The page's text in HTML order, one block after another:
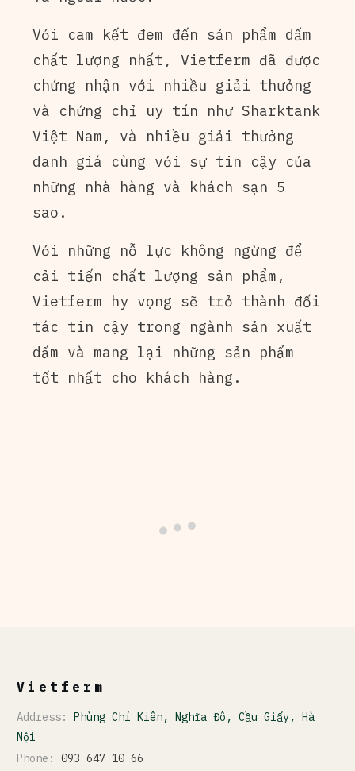
Với cam kết đem đến sản phẩm dấm
chất lượng nhất, Vietferm đã được
chứng nhận với nhiều giải thưởng
và chứng chỉ uy tín như Sharktank
Việt Nam, và nhiều giải thưởng
danh giá cùng với sự tin cậy của
những nhà hàng và khách sạn 5
sao.
Với những nỗ lực không ngừng để
cải tiến chất lượng sản phẩm,
Vietferm hy vọng sẽ trở thành đối
tác tin cậy trong ngành sản xuất
dấm và mang lại những sản phẩm
tốt nhất cho khách hàng.
Vietferm
Address: Phùng Chí Kiên, Nghĩa Đô, Cầu Giấy, Hà
Nội
Phone: 093 647 10 66